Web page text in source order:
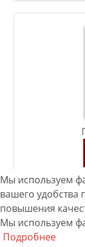
Мы используем
вашего удобства
повышения
Мы используем
Подробнее